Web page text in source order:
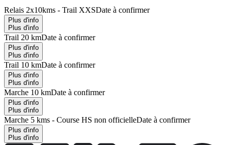
Relais 2x10kms - Trail XXSDate à confirmer
Plus d'info
Plus d'info
Trail 20 kmDate à confirmer
Plus d'info
Plus d'info
Trail 10 kmDate à confirmer
Plus d'info
Plus d'info
Marche 10 kmDate à confirmer
Plus d'info
Plus d'info
Marche 5 kms - Course HS non officielleDate à confirmer
Plus d'info
Plus d'info